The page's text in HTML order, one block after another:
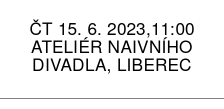
ČT 15. 6. 2023,11:00
ATELIÉR NAIVNÍHO
DIVADLA, LIBEREC